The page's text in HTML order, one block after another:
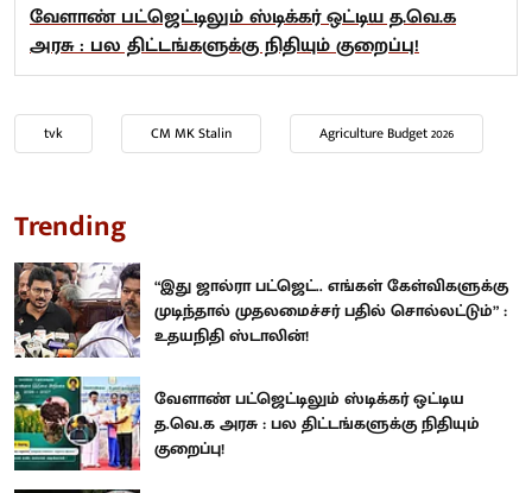
வேளாண் பட்ஜெட்டிலும் ஸ்டிக்கர் ஒட்டிய த.வெ.க
அரசு : பல திட்டங்களுக்கு நிதியும் குறைப்பு!
tvk CM MK Stalin Agriculture Budget 2026
Trending
“இது ஜால்ரா பட்ஜெட்.. எங்கள் கேள்விகளுக்கு
முடிந்தால் முதலமைச்சர் பதில் சொல்லட்டும்” :
உதயநிதி ஸ்டாலின்!
வேளாண் பட்ஜெட்டிலும் ஸ்டிக்கர் ஒட்டிய
த.வெ.க அரசு : பல திட்டங்களுக்கு நிதியும்
குறைப்பு!